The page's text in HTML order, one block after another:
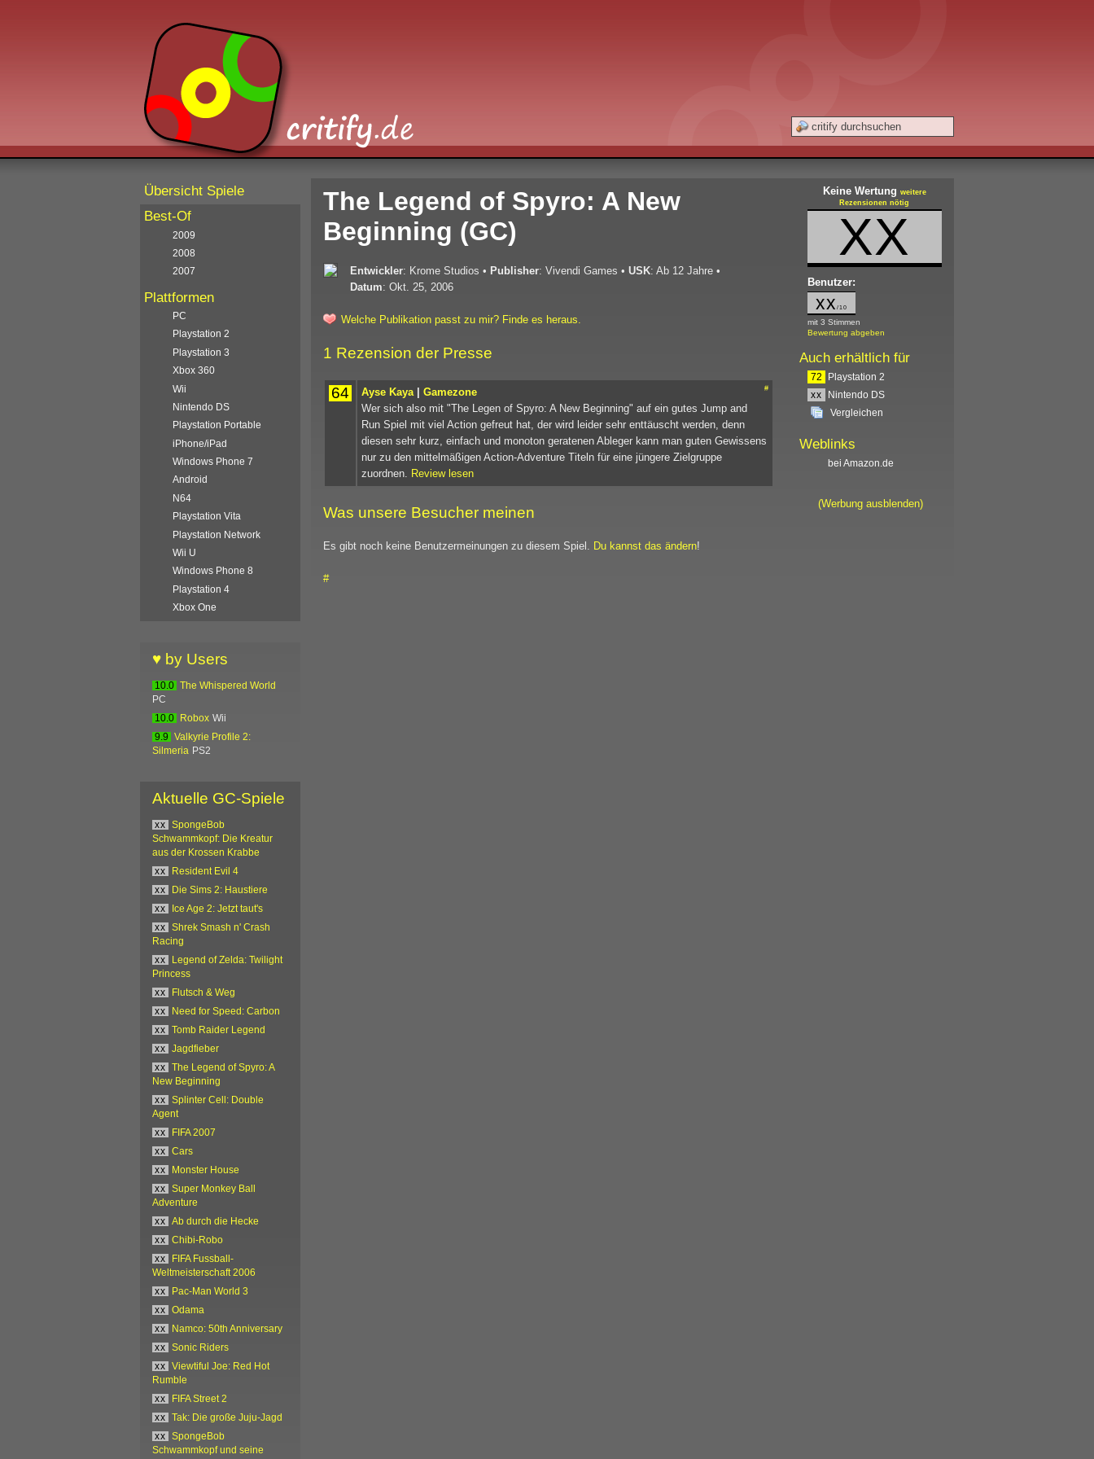
The Legend of Spyro: A New
Beginning (GC)
Entwickler: Krome Studios • Publisher: Vivendi Games • USK: Ab 12 Jahre •
Datum: Okt. 25, 2006
Welche Publikation passt zu mir? Finde es heraus.
1 Rezension der Presse
64 #
Ayse Kaya | Gamezone
Wer sich also mit "The Legen of Spyro: A New Beginning" auf ein gutes Jump and
Run Spiel mit viel Action gefreut hat, der wird leider sehr enttäuscht werden, denn
diesen sehr kurz, einfach und monoton geratenen Ableger kann man guten Gewissens
nur zu den mittelmäßigen Action-Adventure Titeln für eine jüngere Zielgruppe
zuordnen. Review lesen
Was unsere Besucher meinen
Es gibt noch keine Benutzermeinungen zu diesem Spiel. Du kannst das ändern!
Keine Wertung weitere
Rezensionen nötig
XX
Benutzer:
xx /10
mit 3 Stimmen
Bewertung abgeben
Auch erhältlich für
72
Playstation 2
xx
Nintendo DS
Vergleichen
Weblinks
bei Amazon.de
(Werbung ausblenden)
#
Übersicht Spiele
Best-Of
2009
2008
2007
Plattformen
PC
Playstation 2
Playstation 3
Xbox 360
Wii
Nintendo DS
Playstation Portable
iPhone/iPad
Windows Phone 7
Android
N64
Playstation Vita
Playstation Network
Wii U
Windows Phone 8
Playstation 4
Xbox One
♥ by Users
10.0 The Whispered World
PC
10.0
Robox Wii
9.9
Valkyrie Profile 2:
Silmeria PS2
Aktuelle GC-Spiele
xx
SpongeBob
Schwammkopf: Die Kreatur
aus der Krossen Krabbe
xx
Resident Evil 4
xx
Die Sims 2: Haustiere
xx
Ice Age 2: Jetzt taut's
xx
Shrek Smash n' Crash
Racing
xx
Legend of Zelda: Twilight
Princess
xx
Flutsch & Weg
xx
Need for Speed: Carbon
xx
Tomb Raider Legend
xx
Jagdfieber
xx
The Legend of Spyro: A
New Beginning
xx
Splinter Cell: Double
Agent
xx
FIFA 2007
xx
Cars
xx
Monster House
xx
Super Monkey Ball
Adventure
xx
Ab durch die Hecke
xx
Chibi-Robo
xx
FIFA Fussball-
Weltmeisterschaft 2006
xx
Pac-Man World 3
xx
Odama
xx
Namco: 50th Anniversary
xx
Sonic Riders
xx
Viewtiful Joe: Red Hot
Rumble
xx
FIFA Street 2
xx
Tak: Die große Juju-Jagd
xx
SpongeBob
Schwammkopf und seine